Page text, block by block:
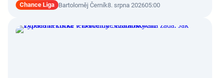
Chance Liga Bartoloměj Černík8. srpna 202605:00